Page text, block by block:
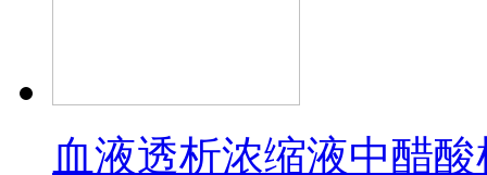
血液透析浓缩液中醋